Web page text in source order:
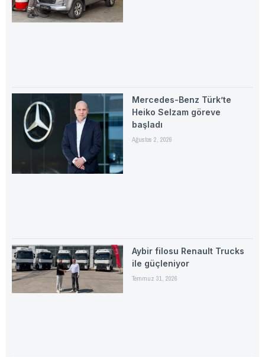
Mercedes-Benz Türk’te
Heiko Selzam göreve
başladı
Ağustos 2, 2026
Aybir filosu Renault Trucks
ile güçleniyor
Temmuz 31, 2026